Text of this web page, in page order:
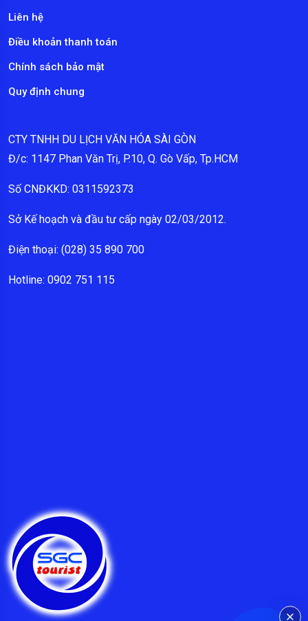
Liên hệ
Điều khoản thanh toán
Chính sách bảo mật
Quy định chung
CTY TNHH DU LỊCH VĂN HÓA SÀI GÒN
Đ/c: 1147 Phan Văn Trị, P.10, Q. Gò Vấp, Tp.HCM
Số CNĐKKD: 0311592373
Sở Kế hoạch và đầu tư cấp ngày 02/03/2012.
Điện thoại: (028) 35 890 700
Hotline: 0902 751 115